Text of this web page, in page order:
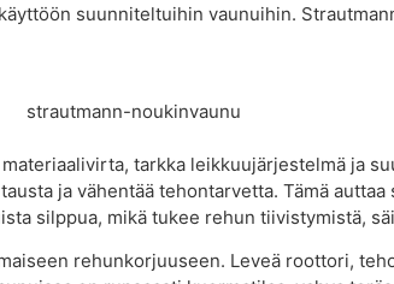
suunniteltuihin vaunuihin.
tarkka leikkuujärjestelmä ja
ja vähentää tehontarvetta. Tämä
silppua, mikä tukee rehun tiivistymistä,
rehunkorjuuseen. Leveä roottori,